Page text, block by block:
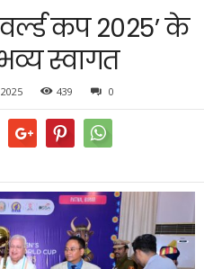
कप 2025’ के
स्वागत
439 0